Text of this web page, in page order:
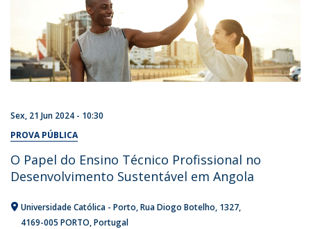
Sex, 21 Jun 2024 - 10:30
PROVA PÚBLICA
O Papel do Ensino Técnico Profissional no
Desenvolvimento Sustentável em Angola
Universidade Católica - Porto Rua Diogo Botelho, 1327
4169-005 PORTO Portugal